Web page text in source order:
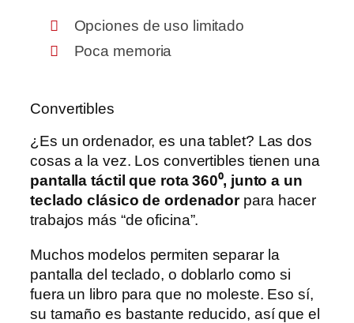
Opciones de uso limitado
Poca memoria
Convertibles
¿Es un ordenador, es una tablet? Las dos
cosas a la vez. Los convertibles tienen una
pantalla táctil que rota 360⁰, junto a un
teclado clásico de ordenador para hacer
trabajos más “de oficina”.
Muchos modelos permiten separar la
pantalla del teclado, o doblarlo como si
fuera un libro para que no moleste. Eso sí,
su tamaño es bastante reducido, así que el